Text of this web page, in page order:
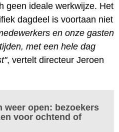
geen ideale werkwijze. Het
dagdeel is voortaan niet
en onze gasten
met een hele dag
, vertelt directeur Jeroen
weer open: bezoekers
voor ochtend of